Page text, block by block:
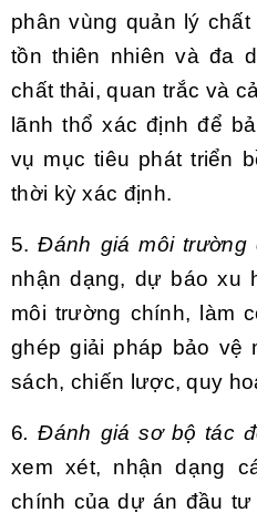
phân vùng quản lý
tồn thiên nhiên và đa
chất thải, quan trắc và
lãnh thổ xác định để
vụ mục tiêu phát triển
thời kỳ xác định.
5. Đánh giá môi trường
nhận dạng, dự báo xu
môi trường chính, làm
ghép giải pháp bảo vệ
sách, chiến lược, quy
6. Đánh giá sơ bộ tác
xem xét, nhận dạng
chính của dự án đầu tư